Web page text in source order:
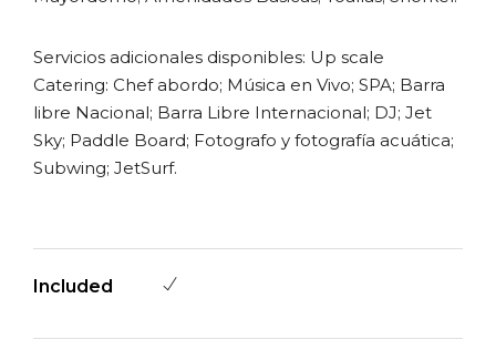
Servicios adicionales disponibles: Up scale
Catering: Chef abordo; Música en Vivo; SPA; Barra
libre Nacional; Barra Libre Internacional; DJ; Jet
Sky; Paddle Board; Fotografo y fotografía acuática;
Subwing; JetSurf.
Included